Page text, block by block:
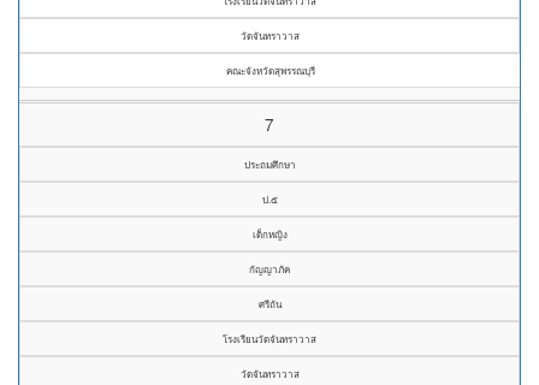
วัดจันทราวาส
คณะจังหวัดสุพรรณบุรี
7
ประถมศึกษา
ป.๕
เด็กหญิง
กัญญาภัค
ศรีถัน
โรงเรียนวัดจันทราวาส
วัดจันทราวาส